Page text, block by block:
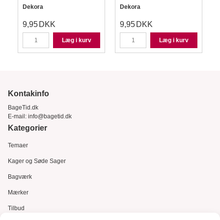
Dekora
9,95 DKK
Læg i kurv
Dekora
9,95 DKK
Læg i kurv
Kontakinfo
BageTid.dk
E-mail: info@bagetid.dk
Kategorier
Temaer
Kager og Søde Sager
Bagværk
Mærker
Tilbud